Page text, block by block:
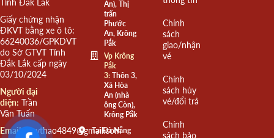
Tỉnh Đắk Lắk
Giấy chứng nhận
ĐKVT bằng xe ô tô:
66240036/GPKDVT
do Sở GTVT Tỉnh
Đắk Lắk cấp ngày
03/10/2024
Người đại
diện: Trần
Văn Tuấn
Email: quythao4849@gmail.com
An), Thị
trấn
Phước
An, Krông
Pắk
Vp Krông
Pắk
3:Thôn 3,
Xã Hòa
An (nhà
ông Còn),
Krông Pắk
Tại Đà Nẵng
Chính
sách
giao/nhận
vé
Chính
sách hủy
vé/đổi trả
Chính
sách bảo